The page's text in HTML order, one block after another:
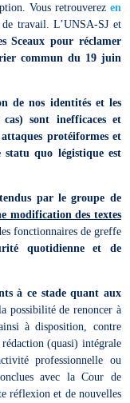
Vous retrouverez en
travail. L’UNSA-SJ et
Sceaux pour réclamer
commun du 19 juin
de nos identités et les
sont inefficaces et
protéiformes et
quo légistique est
par le groupe de
modification des textes
fonctionnaires de greffe
quotidienne et de
à ce stade quant aux
possibilité de renoncer à
à disposition, contre
(quasi) intégrale
professionnelle ou
avec la Cour de
réflexion et de nouvelles